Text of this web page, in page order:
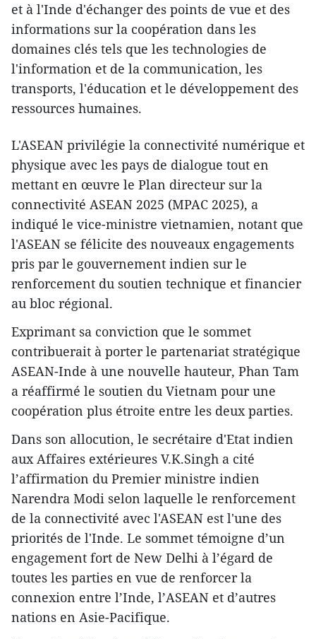
et à l'Inde d'échanger des points de vue et d​es
informations sur la coopération dans les
domaines clés tels que les technologies de
l'information et de la communication, les
transports, l'éducation et le développement des
ressources humaines.
L'ASEAN privilégie la connectivité numérique et
physique avec les pays d​e dialogue tout en
mettant en œuvre le Plan directeur sur la
connectivité ASEAN 2025 (MPAC 2025), a
indiqué le vice-ministre vietnamien, notant que
l'ASEAN ​se félicite de​s nouveaux engagements
pris par le gouvernement indien sur le
renforcement ​du soutien technique et financier
au bloc régional.
Exprimant sa conviction que le sommet
contribuerait à porter le partenariat stratégique
ASEAN-Inde à une nouvelle hauteur, Phan Tam
a réaffirmé le soutien du Vietnam pour une
coopération plus étroite entre les deux parties.
Dans son allocution, le secrétaire d'Etat indien
aux Affaires extérieures V.K.Singh a cité
l’affirmation du Premier ministre indien
Narendra Modi ​selon laquelle le renforcement
de la connectivité avec l'ASEAN est l'une des
priorités de l'Inde. Le sommet témoigne d’un
engagement fort de New Delhi à l’égard de
toutes les parties en vue de renforcer la
connexion entre l’Inde, l’ASEAN et d’autres
nations en Asie-Pacifique.